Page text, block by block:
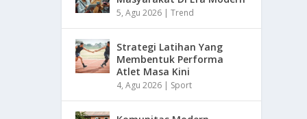
5, Agu 2026 |Trend
Strategi Latihan Yang
Membentuk Performa
Atlet Masa Kini
4, Agu 2026 | Sport